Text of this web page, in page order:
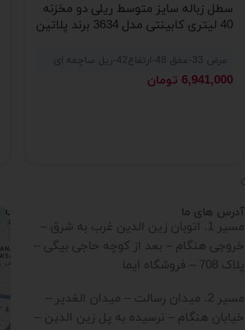
سطل زباله سایز متوسط ریلی دو مخزنه
40 لیتری کابینتی مدل 3634 برند پلاتین
عرض 33-عمق 48-ارتفاع42-ریل ساچمه ای
6,941,000 تومان
آدرس های ما
مسیر 1. اتوبان زین الدین غرب به شرق –
خروجی هنگام – بعد از کوچه حاجی بیگی –
پلاک 708 – فروشگاه ایما
مسیر 2. میدان رسالت – میدان الغدیر –
خیابان هنگام – نرسیده به پل زین الدین –